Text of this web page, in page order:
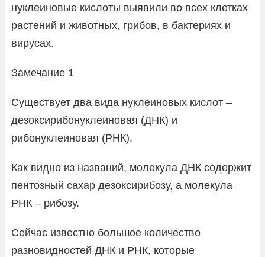
нуклеиновые кислоты выявили во всех клетках
растений и животных, грибов, в бактериях и
вирусах.
Замечание 1
Существует два вида нуклеиновых кислот –
дезоксирибонуклеиновая (ДНК) и
рибонуклеиновая (РНК).
Как видно из названий, молекула ДНК содержит
пентозный сахар дезоксирибозу, а молекула
РНК – рибозу.
Сейчас известно большое количество
разновидностей ДНК и РНК, которые